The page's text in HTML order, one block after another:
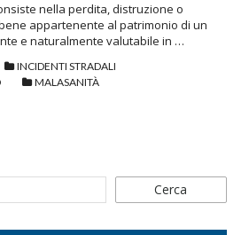
nella perdita, distruzione o
appartenente al patrimonio di un
e naturalmente valutabile in …
INCIDENTI STRADALI
MALASANITÀ
Cerca